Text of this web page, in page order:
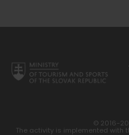
© 2016-
The activity is implemented with